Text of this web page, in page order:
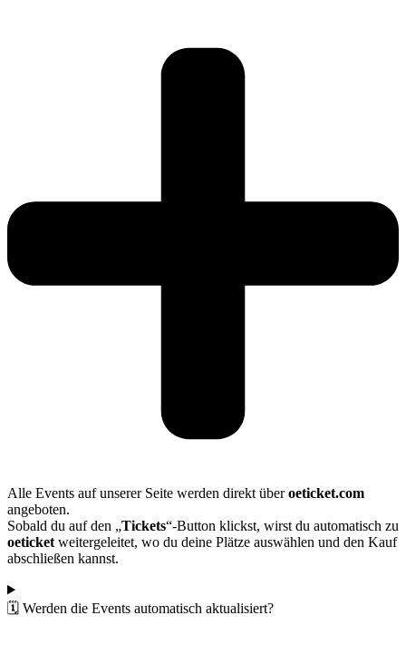
Alle Events auf unserer Seite werden direkt überoeticket.com
angeboten.
Sobald du auf den „Tickets“-Button klickst, wirst du automatisch zu
oeticketweitergeleitet, wo du deine Plätze auswählen und den Kauf
abschließen kannst.
🗓️ Werden die Events automatisch aktualisiert?